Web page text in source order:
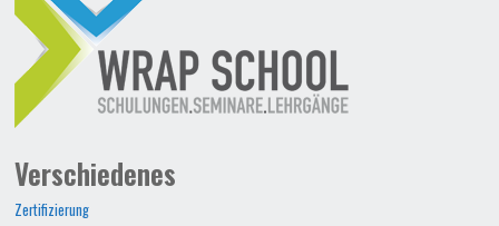
Verschiedenes
Zertifizierung